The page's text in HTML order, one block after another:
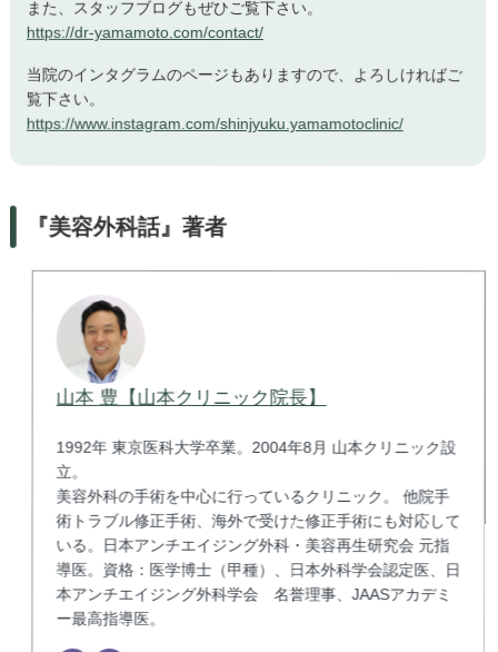
また、スタッフブログもぜひご覧下さい。
https://dr-yamamoto.com/contact/
当院のインタグラムのページもありますので、よろしければご
覧下さい。
https://www.instagram.com/shinjyuku.yamamotoclinic/
『美容外科話』著者
山本 豊【山本クリニック院長】
1992年 東京医科大学卒業。2004年8月 山本クリニック設
立。
美容外科の手術を中心に行っているクリニック。 他院手
術トラブル修正手術、海外で受けた修正手術にも対応して
いる。日本アンチエイジング外科・美容再生研究会 元指
導医。資格：医学博士（甲種）、日本外科学会認定医、日
本アンチエイジング外科学会 名誉理事、JAASアカデミ
ー最高指導医。